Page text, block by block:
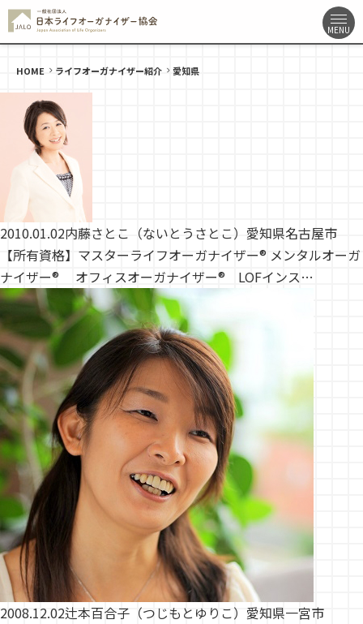
HOME ライフオーガナイザー紹介 愛知県
2010.01.02内藤さとこ（ないとうさとこ）愛知県名古屋市
【所有資格】マスターライフオーガナイザー® メンタルオーガ
ナイザー® オフィスオーガナイザー® LOFインス…
2008.12.02辻本百合子（つじもとゆりこ）愛知県一宮市